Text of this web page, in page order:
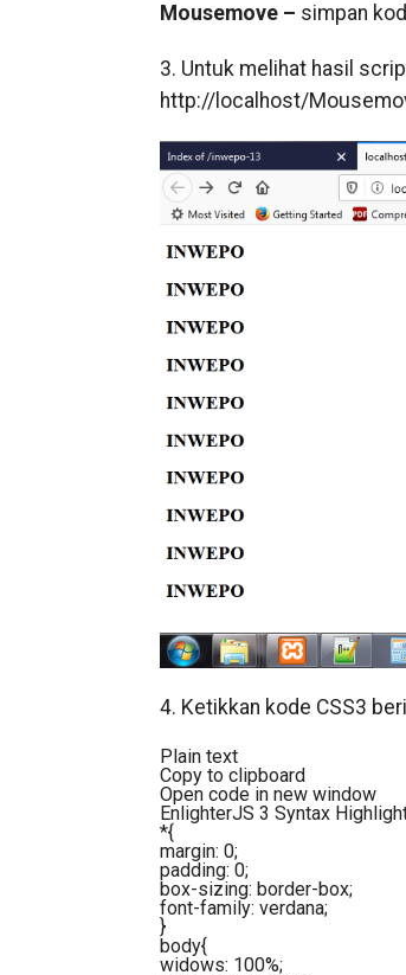
Mousemove – simpan
3. Untuk melihat hasil
http://localhost/
4. Ketikkan kode CSS3
Plain text
Copy to clipboard
Open code in new window
EnlighterJS 3 Syntax
*{
margin: 0;
padding: 0;
box-sizing: border-box;
font-family: verdana;
}
body{
widows: 100%;